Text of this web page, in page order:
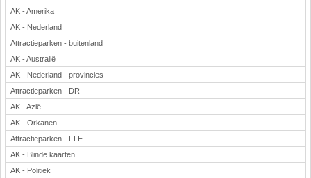
AK - Amerika
AK - Nederland
Attractieparken - buitenland
AK - Australië
AK - Nederland - provincies
Attractieparken - DR
AK - Azië
AK - Orkanen
Attractieparken - FLE
AK - Blinde kaarten
AK - Politiek